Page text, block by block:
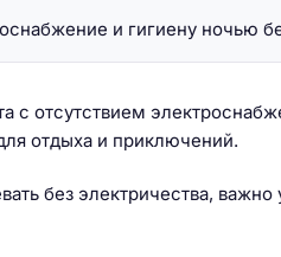
с отсутствием
отдыха и приключений.
без электричества,
и гигиену ночью